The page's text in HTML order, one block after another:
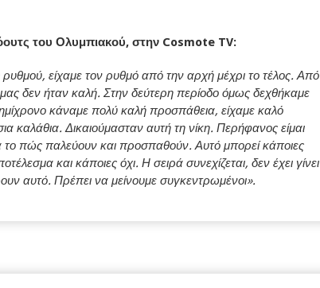
του Ολυμπιακού, στην Cosmote TV:
είχαμε τον ρυθμό από την αρχή μέχρι το τέλος. Από
μας δεν ήταν καλή. Στην δεύτερη περίοδο όμως δεχθήκαμε
κάναμε πολύ καλή προσπάθεια, είχαμε καλό
καλάθια.Δικαιούμασταν αυτή τη νίκη. Περήφανος είμαι
το πώς παλεύουν και προσπαθούν. Αυτό μπορεί κάποιες
και κάποιες όχι. Η σειρά συνεχίζεται, δεν έχει γίνει
αυτό. Πρέπει να μείνουμε συγκεντρωμένοι».